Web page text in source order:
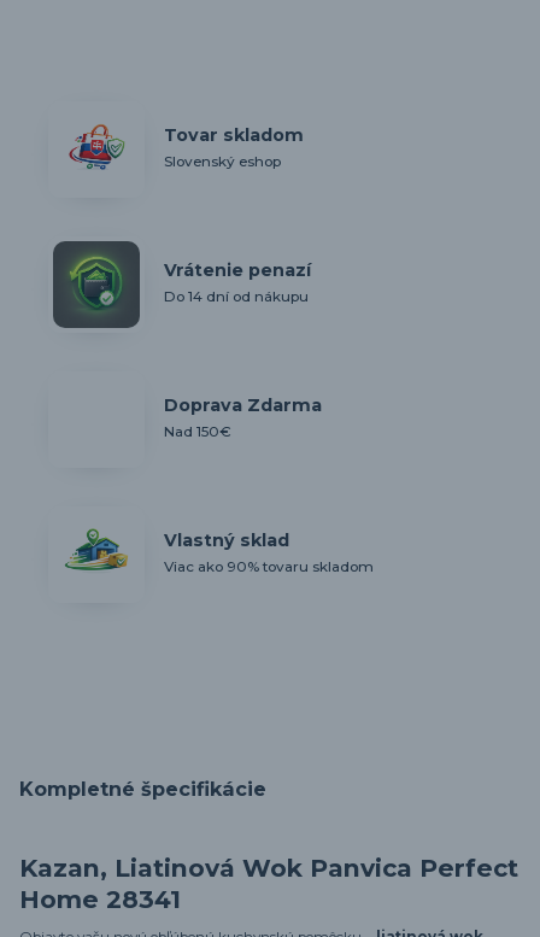
Tovar skladom
Slovenský eshop
Vrátenie penazí
Do 14 dní od nákupu
Doprava Zdarma
Nad 150€
Vlastný sklad
Viac ako 90% tovaru skladom
Kompletné špecifikácie
Kazan, Liatinová Wok Panvica Perfect
Home 28341